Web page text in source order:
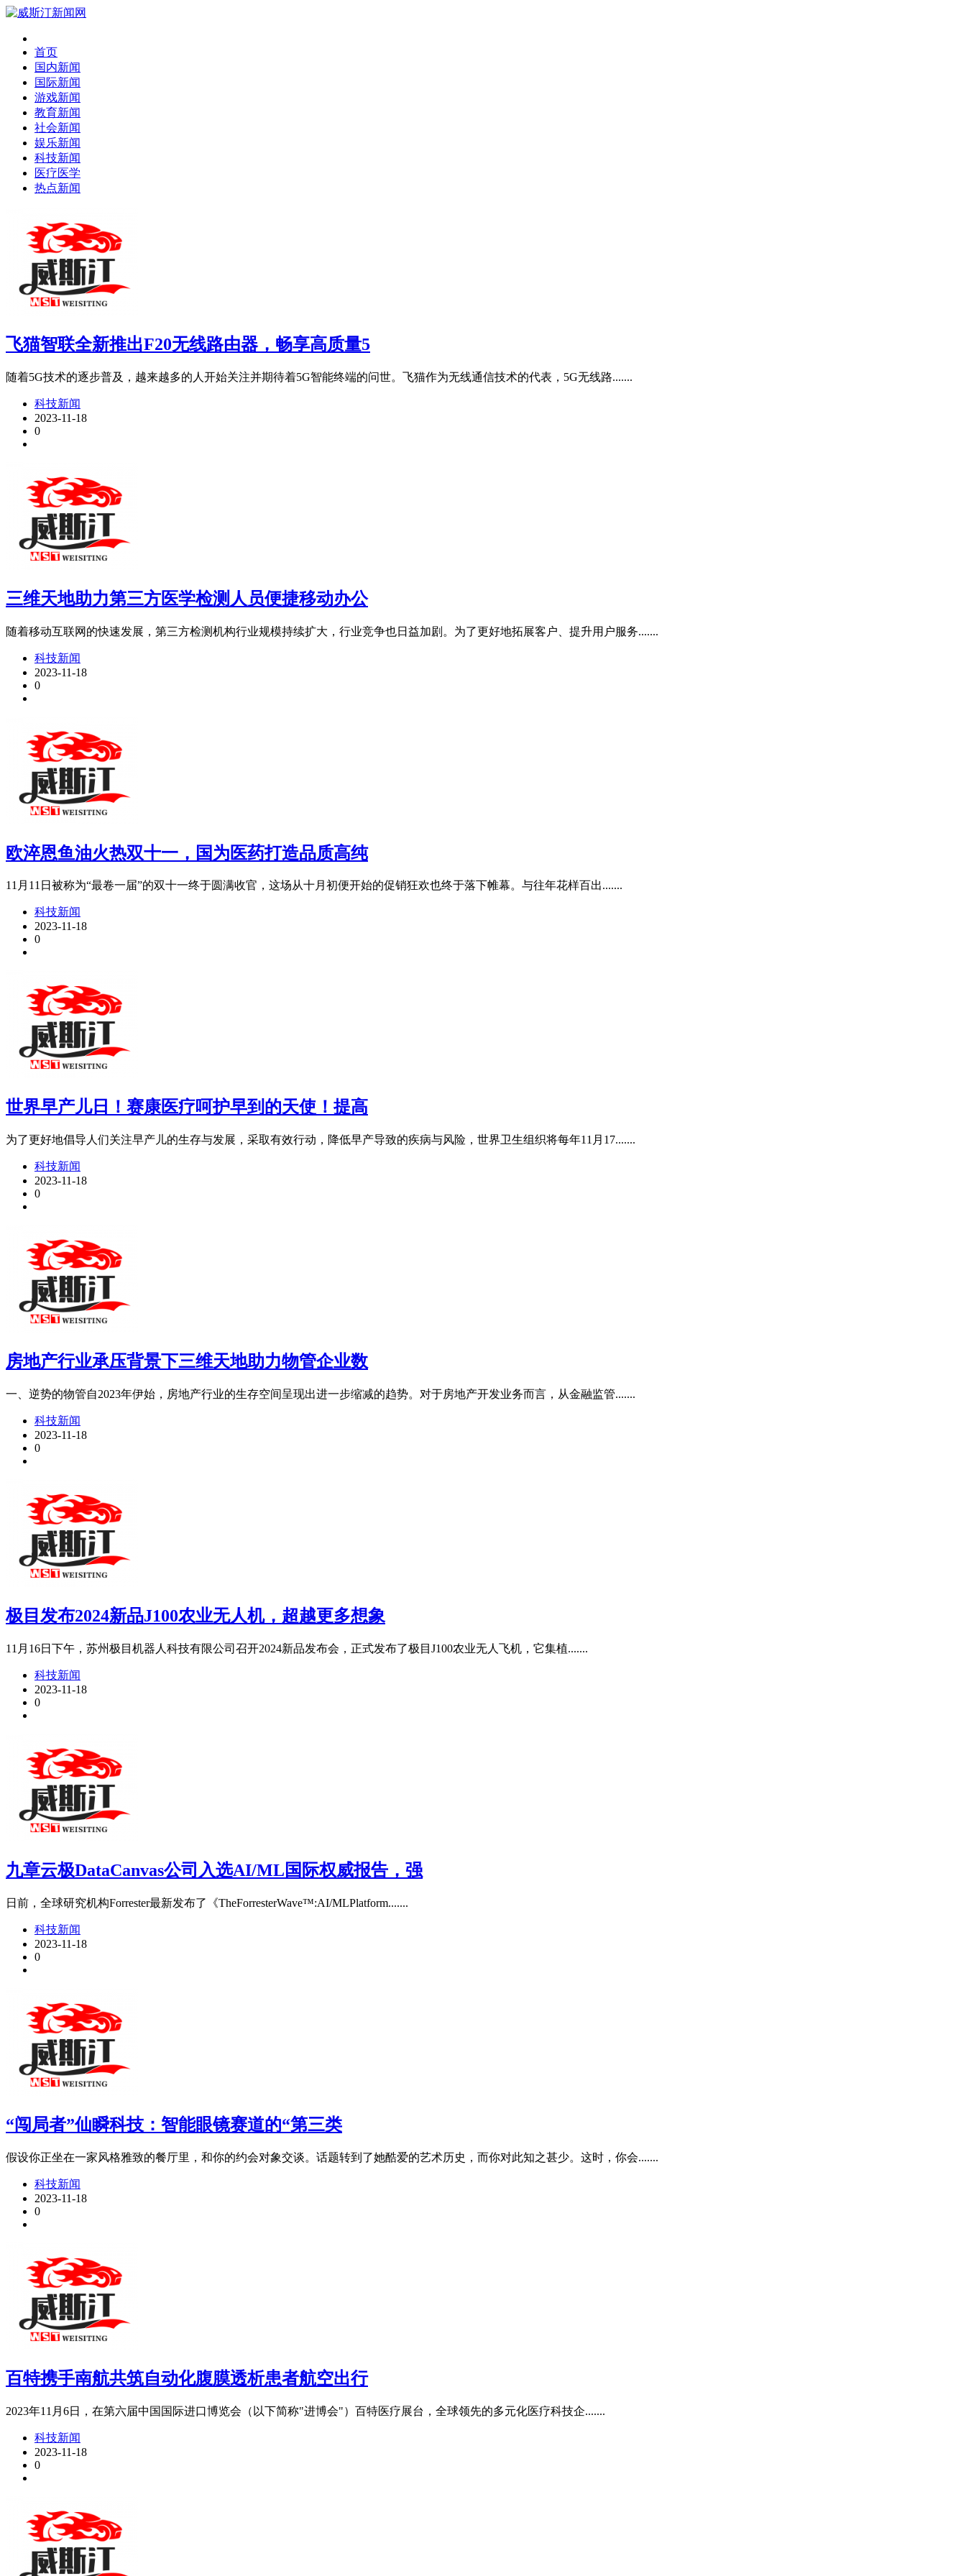
首页
国内新闻
国际新闻
游戏新闻
教育新闻
社会新闻
娱乐新闻
科技新闻
医疗医学
热点新闻
飞猫智联全新推出F20无线路由器，畅享高质量5
随着5G技术的逐步普及，越来越多的人开始关注并期待着5G智能终端的问世。飞猫作为无线通信技术的代表，5G无线路.......
科技新闻
2023-11-18
0
三维天地助力第三方医学检测人员便捷移动办公
随着移动互联网的快速发展，第三方检测机构行业规模持续扩大，行业竞争也日益加剧。为了更好地拓展客户、提升用户服务.......
科技新闻
2023-11-18
0
欧淬恩鱼油火热双十一，国为医药打造品质高纯
11月11日被称为“最卷一届”的双十一终于圆满收官，这场从十月初便开始的促销狂欢也终于落下帷幕。与往年花样百出.......
科技新闻
2023-11-18
0
世界早产儿日！赛康医疗呵护早到的天使！提高
为了更好地倡导人们关注早产儿的生存与发展，采取有效行动，降低早产导致的疾病与风险，世界卫生组织将每年11月17.......
科技新闻
2023-11-18
0
房地产行业承压背景下三维天地助力物管企业数
一、逆势的物管自2023年伊始，房地产行业的生存空间呈现出进一步缩减的趋势。对于房地产开发业务而言，从金融监管.......
科技新闻
2023-11-18
0
极目发布2024新品J100农业无人机，超越更多想象
11月16日下午，苏州极目机器人科技有限公司召开2024新品发布会，正式发布了极目J100农业无人飞机，它集植.......
科技新闻
2023-11-18
0
九章云极DataCanvas公司入选AI/ML国际权威报告，强
日前，全球研究机构Forrester最新发布了《TheForresterWave™:AI/MLPlatform.......
科技新闻
2023-11-18
0
“闯局者”仙瞬科技：智能眼镜赛道的“第三类
假设你正坐在一家风格雅致的餐厅里，和你的约会对象交谈。话题转到了她酷爱的艺术历史，而你对此知之甚少。这时，你会.......
科技新闻
2023-11-18
0
百特携手南航共筑自动化腹膜透析患者航空出行
2023年11月6日，在第六届中国国际进口博览会（以下简称"进博会"）百特医疗展台，全球领先的多元化医疗科技企.......
科技新闻
2023-11-18
0